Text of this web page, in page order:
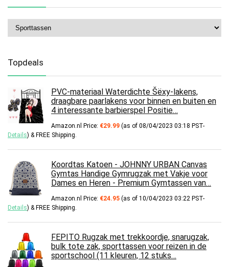
Topdeals
PVC-materiaal Waterdichte Šëxy-lakens,
draagbare paarlakens voor binnen en buiten en
4 interessante barbierspel Positie…
Amazon.nl Price: €29.99 (as of 08/04/2023 03:18 PST-
Details) & FREE Shipping.
Koordtas Katoen - JOHNNY URBAN Canvas
Gymtas Handige Gymrugzak met Vakje voor
Dames en Heren - Premium Gymtassen van…
Amazon.nl Price: €24.95 (as of 10/04/2023 03:22 PST-
Details) & FREE Shipping.
FEPITO Rugzak met trekkoordje, snarugzak,
bulk tote zak, sporttassen voor reizen in de
sportschool (11 kleuren, 12 stuks…